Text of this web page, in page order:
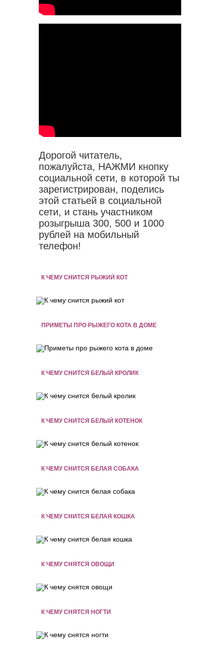
Дорогой читатель,
пожалуйста, НАЖМИ кнопку
социальной сети, в которой ты
зарегистрирован, поделись
этой статьей в социальной
сети, и стань участником
розыгрыша 300, 500 и 1000
рублей на мобильный
телефон!
К ЧЕМУ СНИТСЯ РЫЖИЙ КОТ
ПРИМЕТЫ ПРО РЫЖЕГО КОТА В ДОМЕ
К ЧЕМУ СНИТСЯ БЕЛЫЙ КРОЛИК
К ЧЕМУ СНИТСЯ БЕЛЫЙ КОТЕНОК
К ЧЕМУ СНИТСЯ БЕЛАЯ СОБАКА
К ЧЕМУ СНИТСЯ БЕЛАЯ КОШКА
К ЧЕМУ СНЯТСЯ ОВОЩИ
К ЧЕМУ СНЯТСЯ НОГТИ